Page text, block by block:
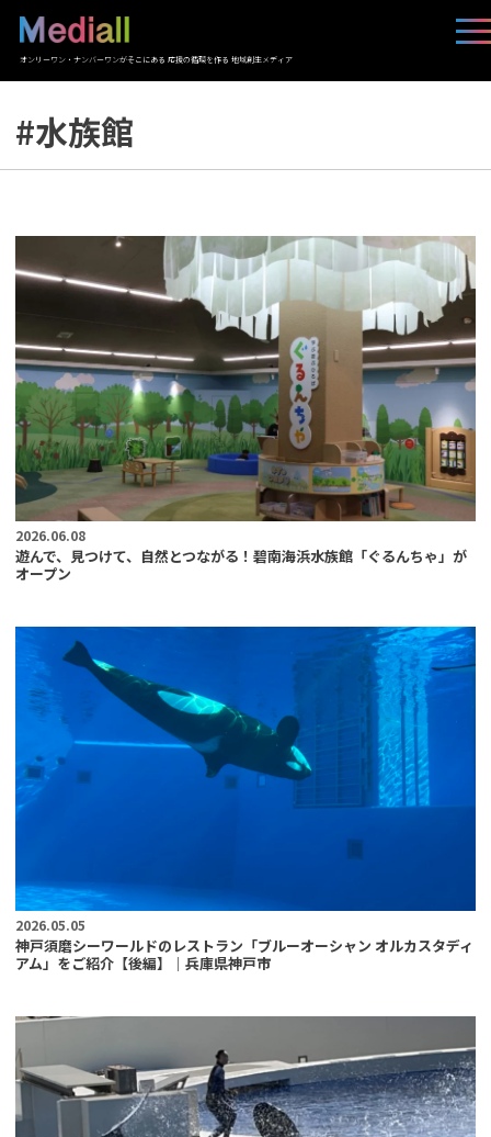
オンリーワン・ナンバーワンがそこにある 応援の循環を作る 地域創生メディア
#水族館
2026.06.08
遊んで、見つけて、自然とつながる！碧南海浜水族館「ぐるんちゃ」が
オープン
2026.05.05
神戸須磨シーワールドのレストラン「ブルーオーシャン オルカスタディ
アム」をご紹介【後編】｜兵庫県神戸市